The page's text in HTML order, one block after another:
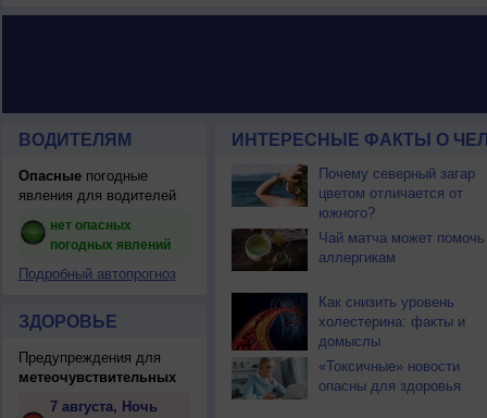
ВОДИТЕЛЯМ
Опасныепогодные
явления для водителей
нет опасных
погодных явлений
Подробный автопрогноз
ЗДОРОВЬЕ
Предупреждения для
метеочувствительных
7 августа, Ночь
ИНТЕРЕСНЫЕ ФАКТЫ О
Почему северный загар
цветом отличается от
южного?
Чай матча может помочь
аллергикам
Как снизить уровень
холестерина: факты и
домыслы
«Токсичные» новости
опасны для здоровья